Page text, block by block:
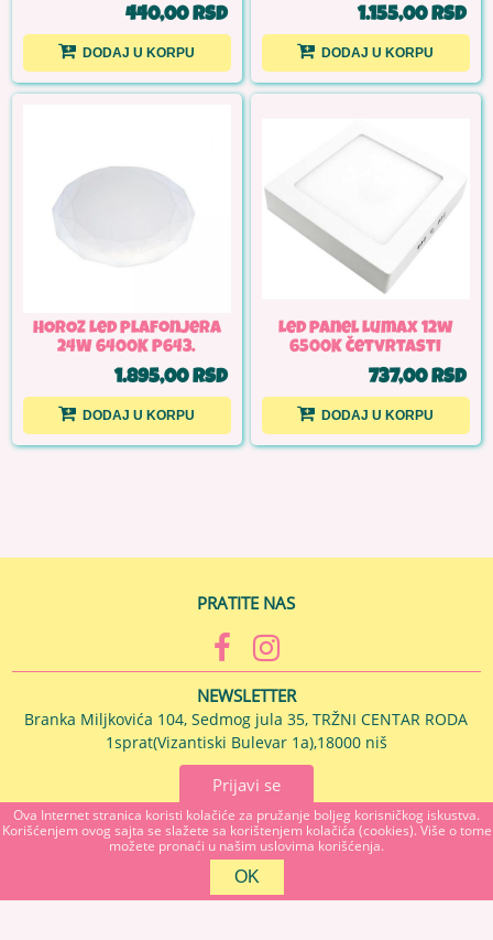
Ova Internet stranica koristi kolačiće za pružanje boljeg korisničkog iskustva.
Korišćenjem ovog sajta se slažete sa korištenjem kolačića (cookies). Više o tome
možete pronaći u našim uslovima korišćenja.
440,00 RSD
DODAJ U KORPU
1.155,00 RSD
DODAJ U KORPU
HOROZ Led plafonjera
24W 6400K P643.
1.895,00 RSD
DODAJ U KORPU
Led panel Lumax 12w
6500K četvrtasti
737,00 RSD
DODAJ U KORPU
PRATITE NAS
NEWSLETTER
Branka Miljkovića 104, Sedmog jula 35, TRŽNI CENTAR RODA
1sprat(Vizantiski Bulevar 1a),18000 niš
Prijavi se
MAJSTOR U KUĆI Branka Miljkovića 104, 18000 NIS, Srbija
018272055
Copyright 2026 MAJSTOR U KUĆI Sva prava su zadržana. Powered by